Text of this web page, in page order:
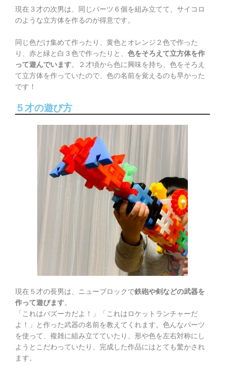
現在３才の次男は、同じパーツ６個を組み立てて、サイコロ
のような立方体を作るのが得意です。
同じ色だけ集めて作ったり、黄色とオレンジ２色で作った
り、赤と緑と白３色で作ったりと、 色をそろえて立方体を作
って遊んでいます。２才頃から色に興味を持ち、色をそろえ
て立方体を作っていたので、色の名前を覚えるのも早かった
です！
５才の遊び方
現在５才の長男は、ニューブロックで鉄砲や剣などの武器を
作って遊びます。
「これはバズーカだよ！」「これはロケットランチャーだ
よ！」と作った武器の名前を教えてくれます。色んなパーツ
を使って、複雑に組み立てていたり、形や色を左右対称にし
ようとこだわっていたり、完成した作品にはとても驚かされ
ます。